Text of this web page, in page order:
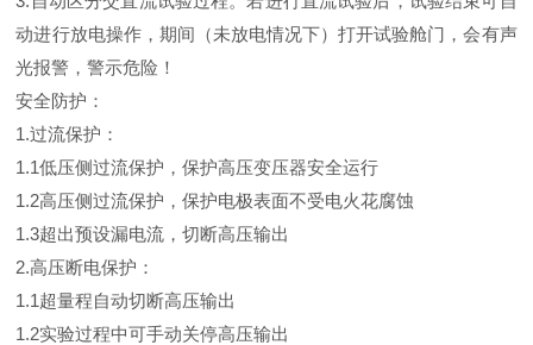
动进行放电操作，期间（未放电情况下）打开试验舱门，会有声
光报警，警示危险！
安全防护：
1.过流保护：
1.1低压侧过流保护，保护高压变压器安全运行
1.2高压侧过流保护，保护电极表面不受电火花腐蚀
1.3超出预设漏电流，切断高压输出
2.高压断电保护：
1.1超量程自动切断高压输出
1.2实验过程中可手动关停高压输出